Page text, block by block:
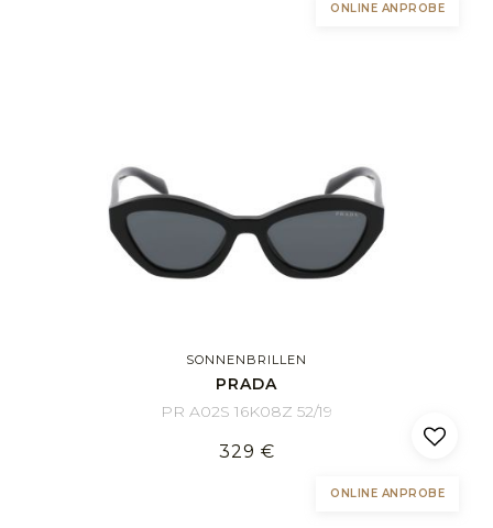
ONLINE ANPROBE
SONNENBRILLEN
PRADA
PR A02S 16K08Z 52/19
329 €
ONLINE ANPROBE